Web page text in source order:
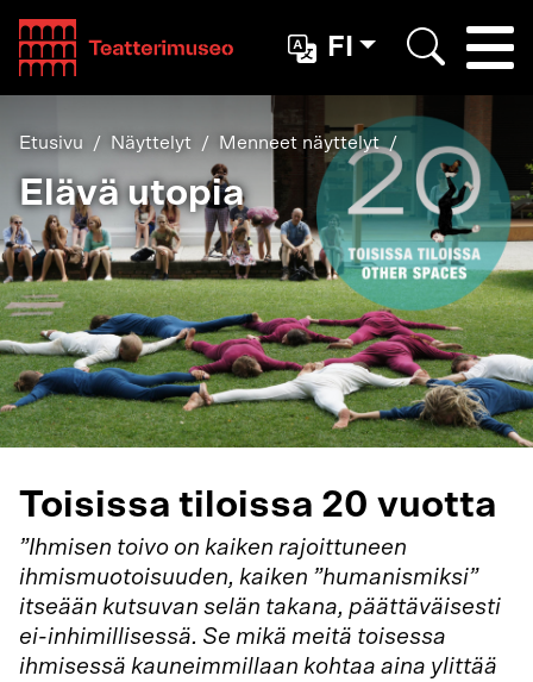
Teatterimuseo
FI
Etusivu Näyttelyt Menneet näyttelyt
Elävä utopia
Toisissa tiloissa 20 vuotta
”Ihmisen toivo on kaiken rajoittuneen
ihmismuotoisuuden, kaiken ”humanismiksi”
itseään kutsuvan selän takana, päättäväisesti
ei-inhimillisessä. Se mikä meitä toisessa
ihmisessä kauneimmillaan kohtaa aina ylittää